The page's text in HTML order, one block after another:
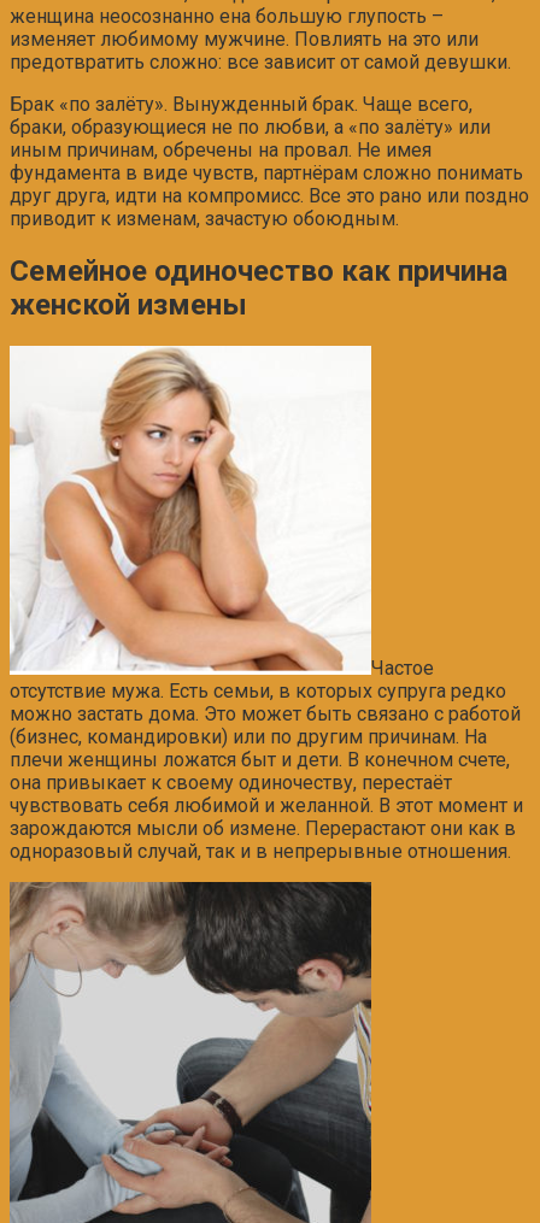
женщина неосознанно ена большую глупость –
изменяет любимому мужчине. Повлиять на это или
предотвратить сложно: все зависит от самой девушки.
Брак «по залёту». Вынужденный брак. Чаще всего,
браки, образующиеся не по любви, а «по залёту» или
иным причинам, обречены на провал. Не имея
фундамента в виде чувств, партнёрам сложно понимать
друг друга, идти на компромисс. Все это рано или поздно
приводит к изменам, зачастую обоюдным.
Семейное одиночество как причина
женской измены
Частое
отсутствие мужа. Есть семьи, в которых супруга редко
можно застать дома. Это может быть связано с работой
(бизнес, командировки) или по другим причинам. На
плечи женщины ложатся быт и дети. В конечном счете,
она привыкает к своему одиночеству, перестаёт
чувствовать себя любимой и желанной. В этот момент и
зарождаются мысли об измене. Перерастают они как в
одноразовый случай, так и в непрерывные отношения.